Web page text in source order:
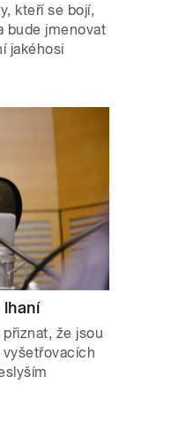
kteří se bojí,
bude jmenovat
jakéhosi
že jsou